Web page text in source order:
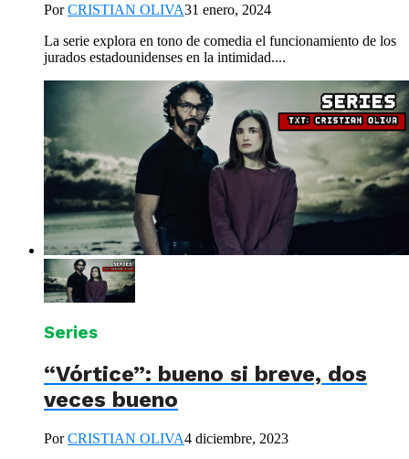
PorCRISTIAN OLIVA31 enero, 2024
La serie explora en tono de comedia el funcionamiento de los
jurados estadounidenses en la intimidad....
Series
“Vórtice”: bueno si breve, dos
veces bueno
PorCRISTIAN OLIVA4 diciembre, 2023